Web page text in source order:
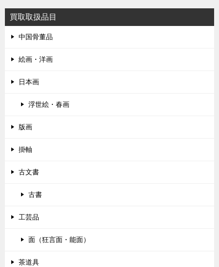
ゲ
ー
ン
買取取扱品目
中国骨董品
絵画・洋画
日本画
浮世絵・春画
版画
掛軸
古文書
古書
工芸品
面（狂言面・能面）
茶道具